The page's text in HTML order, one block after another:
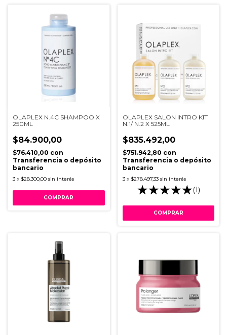
OLAPLEX N.4C SHAMPOO X
250ML
$84.900,00
$76.410,00 con
Transferencia o depósito
bancario
3 x $28.300,00 sin interés
OLAPLEX SALON INTRO KIT
N.1/ N.2 X 525ML
$835.492,00
$751.942,80 con
Transferencia o depósito
bancario
3 x $278.497,33 sin interés
(1)